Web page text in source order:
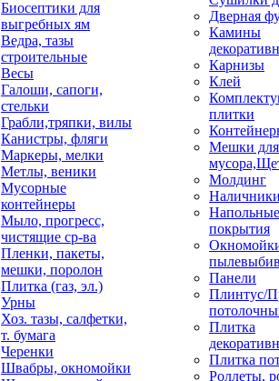
Биосептики для
выгребных ям
Ведра, тазы
строительные
Весы
Галоши, сапоги,
стельки
Грабли,тряпки, вилы
Канистры, фляги
Маркеры, мелки
Метлы, веники
Мусорные
контейнеры
Мыло, прогресс,
чистящие ср-ва
Пленки, пакеты,
мешки, поролон
Плитка (газ, эл.)
Урны
Хоз. тазы, салфетки,
т. бумага
Черенки
Швабры, окномойки
Дверная
Камины
Карнизы
Клей
плитки
Мешки для
Молдинг
Напольные
покрытия
Панели
Плинтус/
Плитка
Плитка
Роллеты,